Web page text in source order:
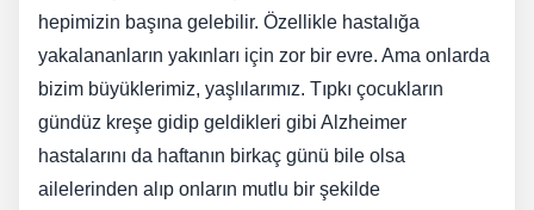
hepimizin başına gelebilir. Özellikle hastalığa
yakalananların yakınları için zor bir evre. Ama onlarda
bizim büyüklerimiz, yaşlılarımız. Tıpkı çocukların
gündüz kreşe gidip geldikleri gibi Alzheimer
hastalarını da haftanın birkaç günü bile olsa
ailelerinden alıp onların mutlu bir şekilde